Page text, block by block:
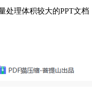
处理体积较大的PPT文档